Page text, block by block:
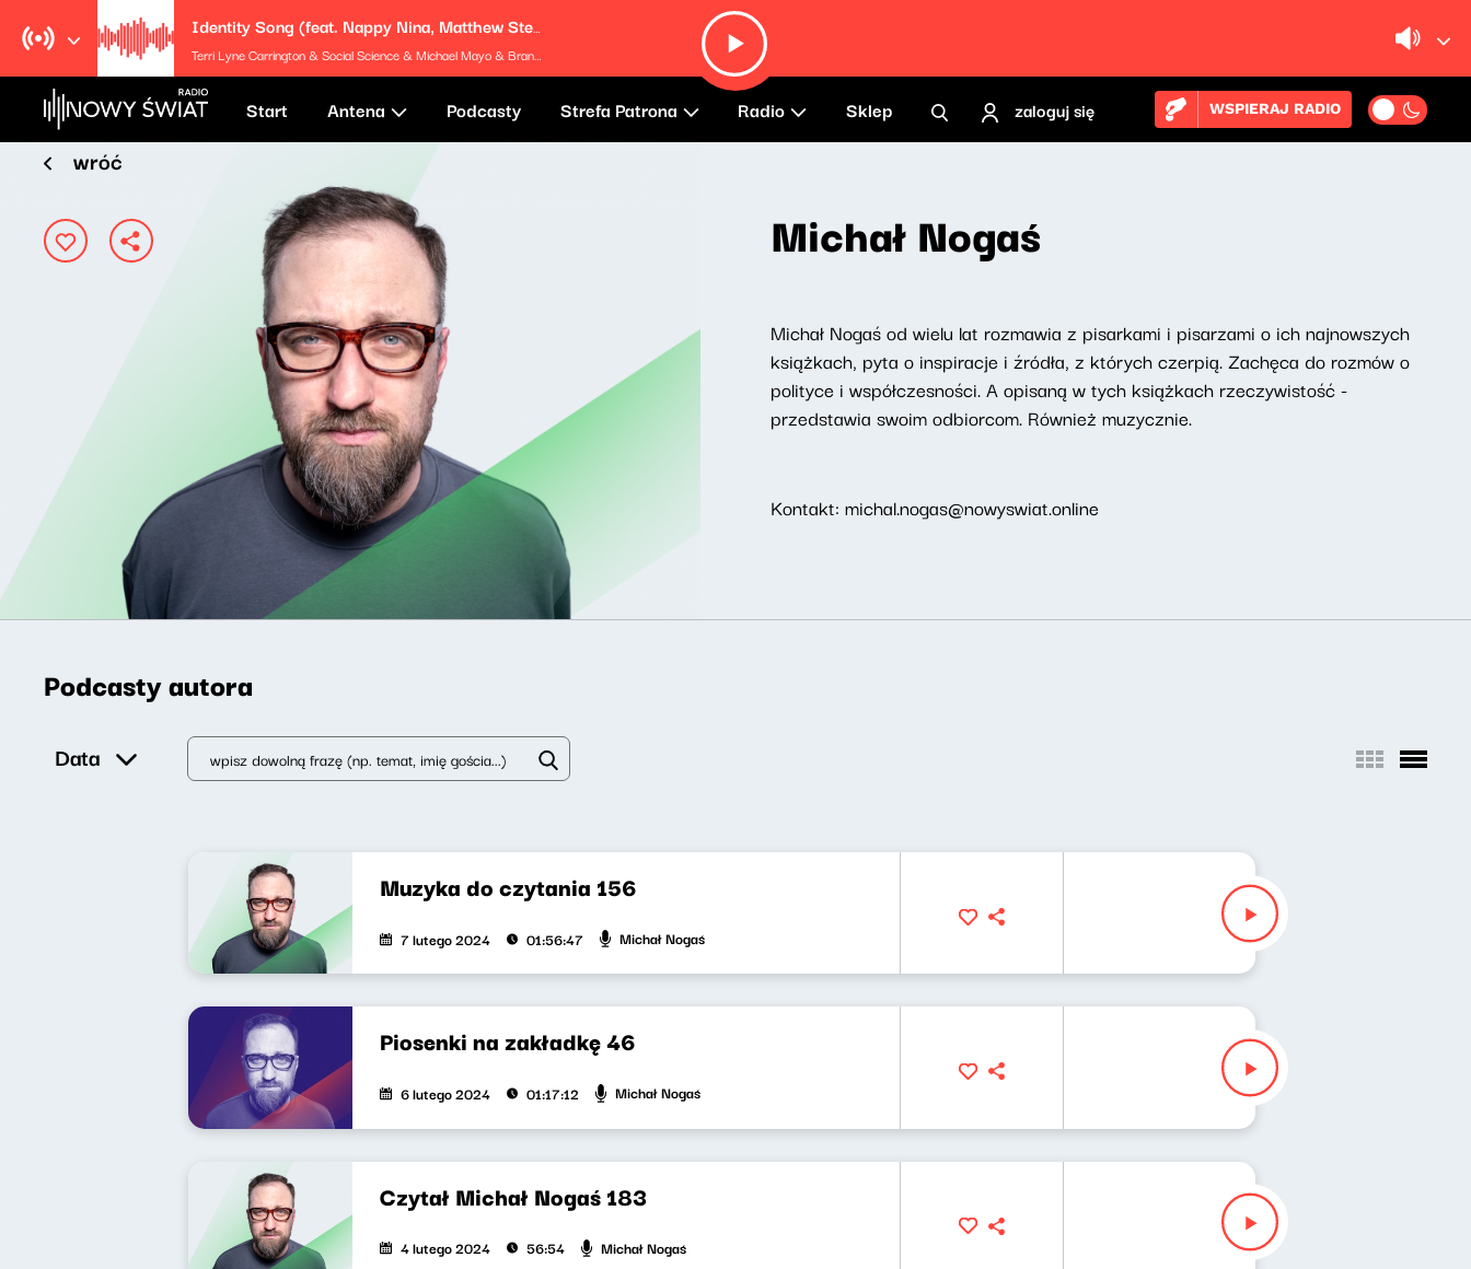
Identity Song (feat. Nappy Nina, Matthew Stevens & Morgan Guerin)
Terri Lyne Carrington & Social Science & Michael Mayo & Brandee Younger
Start Antena Podcasty Strefa Patrona Radio Sklep zaloguj się WSPIERAJ RADIO
wróć
Michał Nogaś
Michał Nogaś od wielu lat rozmawia z pisarkami i pisarzami o ich najnowszych
książkach, pyta o inspiracje i źródła, z których czerpią. Zachęca do rozmów o
polityce i współczesności. A opisaną w tych książkach rzeczywistość -
przedstawia swoim odbiorcom. Również muzycznie.
Kontakt: michal.nogas@nowyswiat.online
Podcasty autora
Data
Muzyka do czytania 156
7 lutego 2024 01:56:47 Michał Nogaś
Piosenki na zakładkę 46
6 lutego 2024 01:17:12 Michał Nogaś
Czytał Michał Nogaś 183
4 lutego 2024 56:54 Michał Nogaś